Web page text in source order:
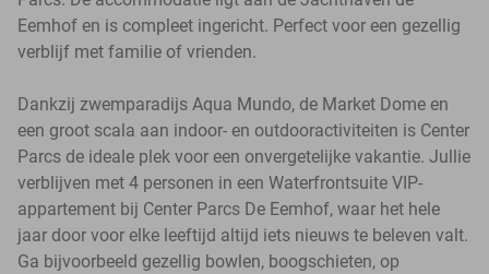
Eemhof en is compleet ingericht. Perfect voor een gezellig
verblijf met familie of vrienden.
Dankzij zwemparadijs Aqua Mundo, de Market Dome en
een groot scala aan indoor- en outdooractiviteiten is Center
Parcs de ideale plek voor een onvergetelijke vakantie. Jullie
verblijven met 4 personen in een Waterfrontsuite VIP-
appartement bij Center Parcs De Eemhof, waar het hele
jaar door voor elke leeftijd altijd iets nieuws te beleven valt.
Ga bijvoorbeeld gezellig bowlen, boogschieten, op